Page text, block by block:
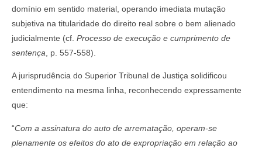
domínio em sentido material, operando imediata mutação
subjetiva na titularidade do direito real sobre o bem alienado
judicialmente (cf. Processo de execução e cumprimento de
sentença , p. 557-558).
A jurisprudência do Superior Tribunal de Justiça solidificou
entendimento na mesma linha, reconhecendo expressamente
que:
“Com a assinatura do auto de arrematação, operam-se
plenamente os efeitos do ato de expropriação em relação ao